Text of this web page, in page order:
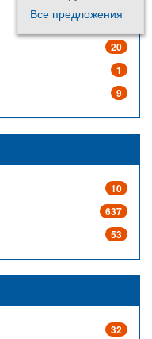
Все предложения
20
1
9
10
637
53
32